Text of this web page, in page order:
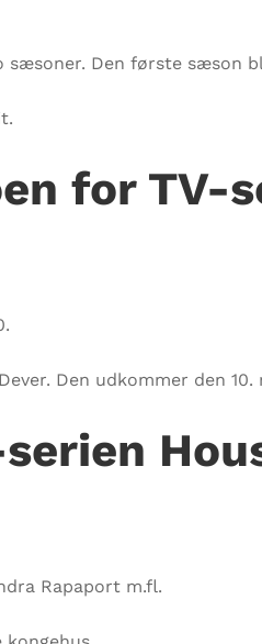
Den første sæson
for TV-
Den udkommer den 10.
Rapaport m.fl.